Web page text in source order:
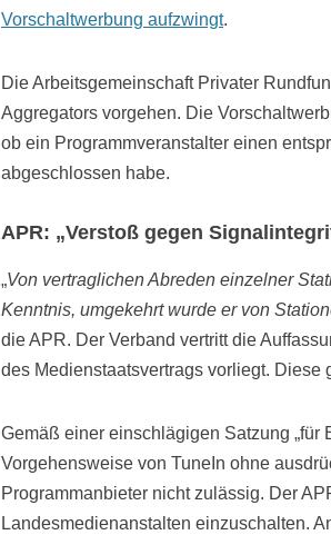
Vorschaltwerbung aufzwingt.
Die Arbeitsgemeinschaft Privater
Aggregators vorgehen. Die
ob ein Programmveranstalter einen
abgeschlossen habe.
APR: „Verstoß gegen
„Von vertraglichen Abreden einzelner
Kenntnis, umgekehrt wurde er von
die APR. Der Verband vertritt die
des Medienstaatsvertrags vorliegt. Diese
Gemäß einer einschlägigen Satzung „für
Vorgehensweise von TuneIn ohne
Programmanbieter nicht zulässig. Der
Landesmedienanstalten einzuschalten.